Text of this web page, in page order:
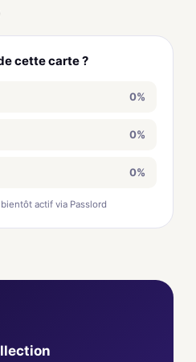
cette carte ?
0%
0%
0%
actif via Passlord